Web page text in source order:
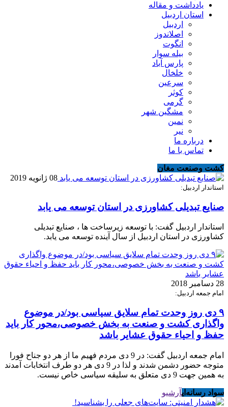
یادداشت و مقاله
استان اردبیل
اردبیل
اصلاندوز
انگوت
بیله سوار
پارس آباد
خلخال
سرعین
کوثر
گرمی
مشگین شهر
نمین
نیر
درباره ما
تماس با ما
کشت وصنعت مغان
08 ژانویه 2019
استاندار اردبیل:
صنایع تبدیلی کشاورزی در استان توسعه می یابد
استاندار اردبیل گفت: با توسعه زیرساخت ها ، صنایع تبدیلی
کشاورزی در استان اردبیل از سال آینده توسعه می یابد.
28 دسامبر 2018
امام جمعه اردبیل:
۹ دی روز وحدت تمام سلایق سیاسی بود/در موضوع
واگذاری کشت و صنعت به بخش خصوصی،محور کار باید
حفظ و احیاء حقوق عشایر باشد
امام جمعه اردبیل گفت: در 9 دی مردم فهیم ما از هر دو جناح فورا
متوجه حضور دشمن شدند و لذا در 9 دی هر دو طرف انتخابات آمدند
به همین جهت 9 دی متعلق به سلیقه سیاسی خاص نیست.
سواد رسانه‌ایآرشیو